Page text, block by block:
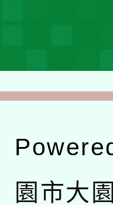
園市大